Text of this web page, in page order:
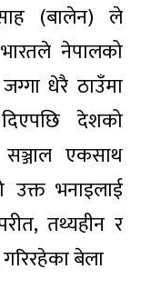
साह (बालेन) ले
नेपालको
धेरै ठाउँमा
देशको
एकसाथ
उक्त भनाइलाई
तथ्यहीन र
बेला